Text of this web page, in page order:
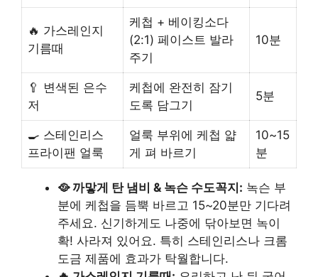
🔥 가스레인지
기름때
케첩 + 베이킹소다
(2:1) 페이스트 발라
주기
10분
🥄 변색된 은수
저
케첩에 완전히 잠기
도록 담그기
5분
🍳 스테인리스
프라이팬 얼룩
얼룩 부위에 케첩 얇
게 펴 바르기
10~15
분
🥘 까맣게 탄 냄비 & 녹슨 수도꼭지: 녹슨 부
분에 케첩을 듬뿍 바르고 15~20분만 기다려
주세요. 신기하게도 나중에 닦아보면 녹이
확! 사라져 있어요. 특히 스테인리스나 크롬
도금 제품에 효과가 탁월합니다.